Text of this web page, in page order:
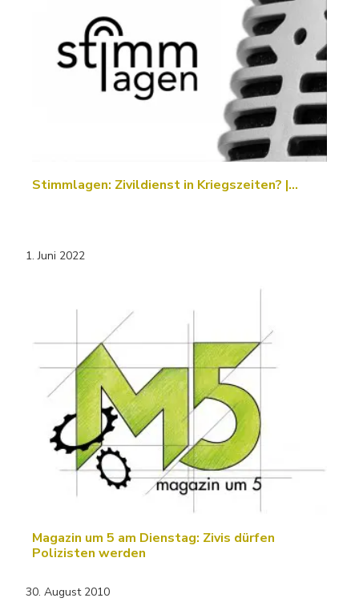
Stimmlagen: Zivildienst in Kriegszeiten? |…
1. Juni 2022
Magazin um 5 am Dienstag: Zivis dürfen
Polizisten werden
30. August 2010